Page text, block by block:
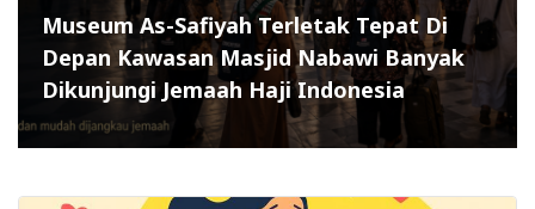
Museum As-Safiyah Terletak Tepat Di
Depan Kawasan Masjid Nabawi Banyak
Dikunjungi Jemaah Haji Indonesia